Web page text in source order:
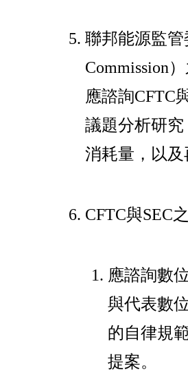
聯邦能源監管
Commission
應諮詢CFTC
議題分析研
消耗量，以
CFTC與SEC
應諮詢數
與代表數
的自律規
提案。